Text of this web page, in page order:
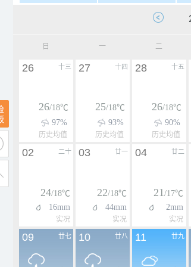
日 一 二
十三
26
26/18℃
97%
历史均值
十四
27
25/18℃
93%
历史均值
十五
28
26/18℃
90%
历史均值
二十
02
24/18℃
16mm
实况
廿一
03
22/18℃
44mm
实况
廿二
04
21/17℃
2mm
实况
廿七
09 廿八
10 廿九
11